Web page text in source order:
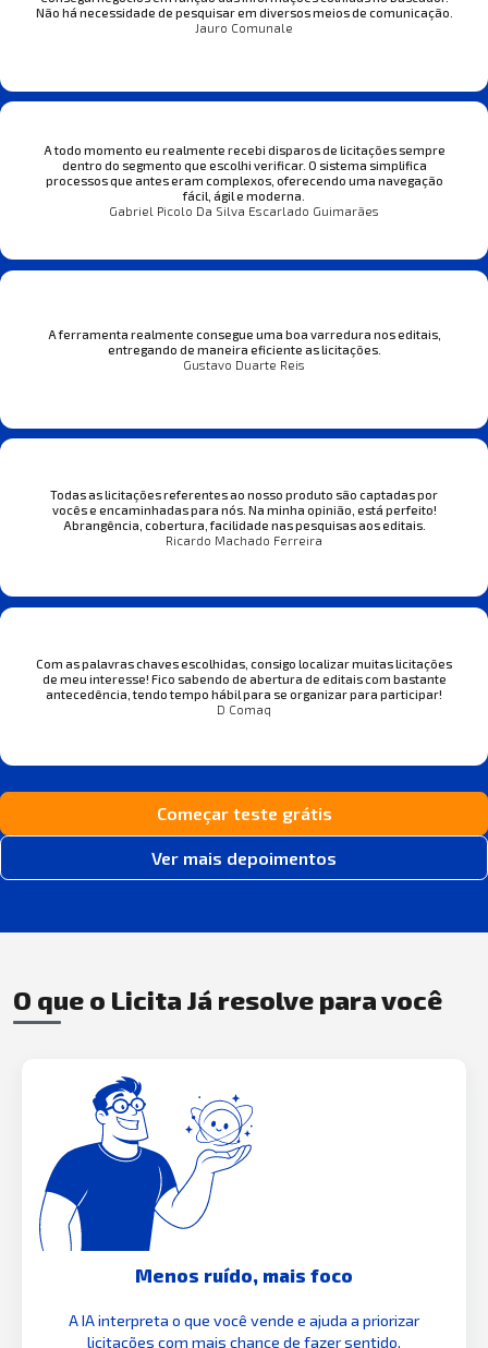
Não há necessidade de pesquisar em diversos meios de comunicação.
Jauro Comunale
A todo momento eu realmente recebi disparos de licitações sempre
dentro do segmento que escolhi verificar. O sistema simplifica
processos que antes eram complexos, oferecendo uma navegação
fácil, ágil e moderna.
Gabriel Picolo Da Silva Escarlado Guimarães
A ferramenta realmente consegue uma boa varredura nos editais,
entregando de maneira eficiente as licitações.
Gustavo Duarte Reis
Todas as licitações referentes ao nosso produto são captadas por
vocês e encaminhadas para nós. Na minha opinião, está perfeito!
Abrangência, cobertura, facilidade nas pesquisas aos editais.
Ricardo Machado Ferreira
Com as palavras chaves escolhidas, consigo localizar muitas licitações
de meu interesse! Fico sabendo de abertura de editais com bastante
antecedência, tendo tempo hábil para se organizar para participar!
D Comaq
Começar teste grátis
Ver mais depoimentos
O que o Licita Já resolve para você
Menos ruído, mais foco
A IA interpreta o que você vende e ajuda a priorizar
licitações com mais chance de fazer sentido.